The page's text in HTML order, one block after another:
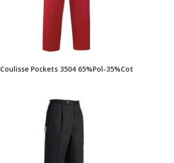
Coulisse Pockets 3504 65%Pol-35%Cot